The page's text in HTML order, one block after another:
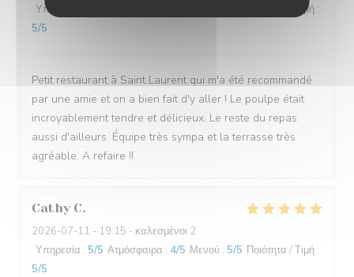
Υπηρεσία
Ποιότητα / Τιμή :
5/5
Petit restaurant à Saint Laurent qui m'a été recommandé
par une amie et on a bien fait d'y aller ! Le poulpe était
incroyablement tendre et délicieux. Le reste du repas
aussi d'ailleurs. Équipe très sympa et la terrasse très
agréable. A refaire !!
Cathy C
2026-07-11 - 19:15 - καλεσμένοι 2
Υπηρεσία : 5/5 Ατμόσφαιρα : 4/5 Μενού : 5/5 Ποιότητα / Τιμή :
5/5